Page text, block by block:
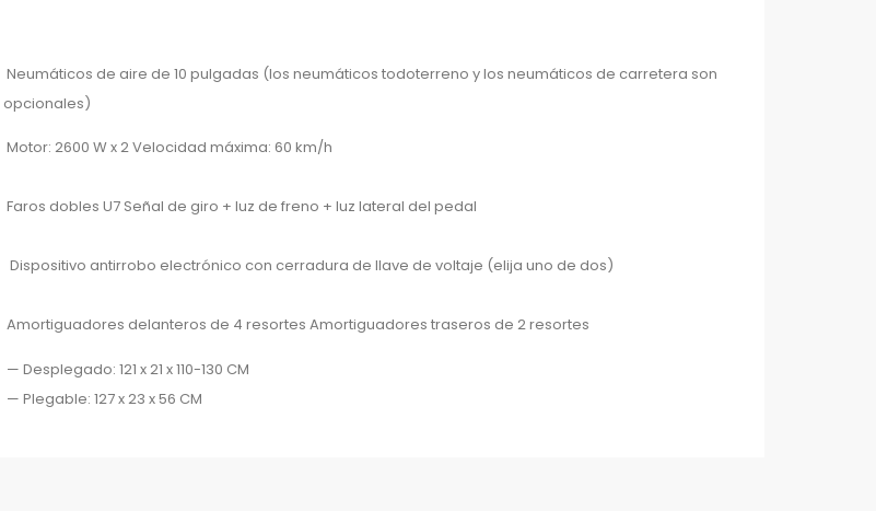
Neumáticos de aire de 10 pulgadas (los neumáticos todoterreno y los neumáticos de carretera son
opcionales)
Motor: 2600 W x 2 Velocidad máxima: 60 km/h
Faros dobles U7 Señal de giro + luz de freno + luz lateral del pedal
Dispositivo antirrobo electrónico con cerradura de llave de voltaje (elija uno de dos)
Amortiguadores delanteros de 4 resortes Amortiguadores traseros de 2 resortes
— Desplegado: 121 x 21 x 110-130 CM
— Plegable: 127 x 23 x 56 CM